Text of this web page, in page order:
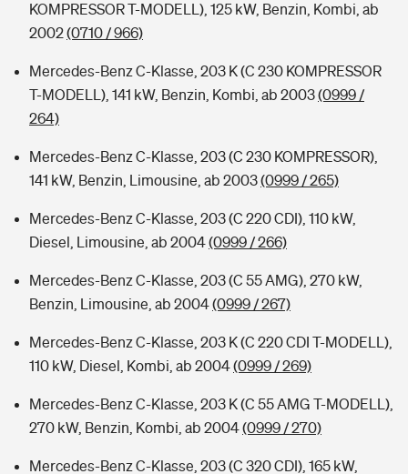
KOMPRESSOR T-MODELL), 125 kW, Benzin, Kombi, ab
2002(0710 / 966)
Mercedes-Benz C-Klasse, 203 K (C 230 KOMPRESSOR
T-MODELL), 141 kW, Benzin, Kombi, ab 2003(0999 /
264)
Mercedes-Benz C-Klasse, 203 (C 230 KOMPRESSOR),
141 kW, Benzin, Limousine, ab 2003(0999 / 265)
Mercedes-Benz C-Klasse, 203 (C 220 CDI), 110 kW,
Diesel, Limousine, ab 2004(0999 / 266)
Mercedes-Benz C-Klasse, 203 (C 55 AMG), 270 kW,
Benzin, Limousine, ab 2004(0999 / 267)
Mercedes-Benz C-Klasse, 203 K (C 220 CDI T-MODELL),
110 kW, Diesel, Kombi, ab 2004(0999 / 269)
Mercedes-Benz C-Klasse, 203 K (C 55 AMG T-MODELL),
270 kW, Benzin, Kombi, ab 2004(0999 / 270)
Mercedes-Benz C-Klasse, 203 (C 320 CDI), 165 kW,